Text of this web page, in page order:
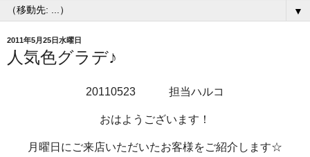
▼
2011年5月25日水曜日
人気色グラデ♪
20110523 担当ハルコ
おはようございます！
月曜日にご来店いただいたお客様をご紹介します☆